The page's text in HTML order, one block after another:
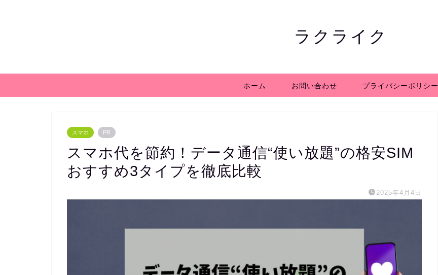
ラクライク
ホーム お問い合わせ プライバシーポリシー
スマホ PR
スマホ代を節約！データ通信“使い放題”の格安SIM
おすすめ3タイプを徹底比較
2025年4月4日